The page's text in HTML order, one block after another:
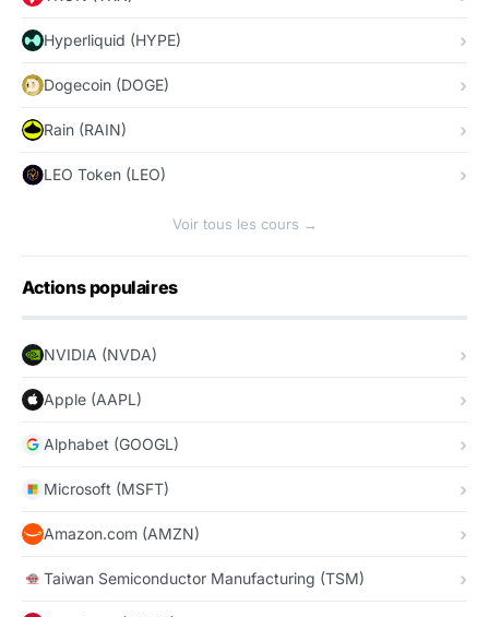
Hyperliquid (HYPE)
Dogecoin (DOGE)
Rain (RAIN)
LEO Token (LEO)
Voir tous les cours →
Actions populaires
NVIDIA (NVDA)
Apple (AAPL)
Alphabet (GOOGL)
Microsoft (MSFT)
Amazon.com (AMZN)
Taiwan Semiconductor Manufacturing (TSM)